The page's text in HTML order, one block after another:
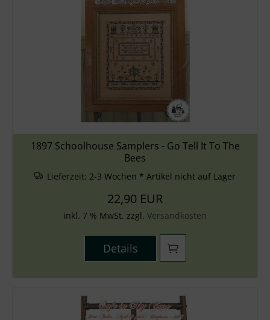
1897 Schoolhouse Samplers - Go Tell It To The
Bees
Lieferzeit: 2-3 Wochen * Artikel nicht auf Lager
22,90 EUR
inkl. 7 % MwSt. zzgl. Versandkosten
Details